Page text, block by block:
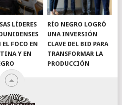
LÍDERES
EL FOCO EN
Y EN
RÍO NEGRO LOGRÓ
UNA INVERSIÓN
CLAVE DEL BID PARA
TRANSFORMAR LA
PRODUCCIÓN